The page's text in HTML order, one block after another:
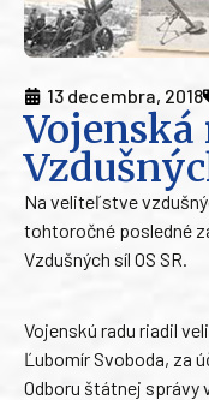
13 decembra, 2018
Na veliteľstve
tohtoročné posledné
Vzdušných síl OS SR.
Vojenskú radu riadil
Ľubomír Svoboda, za
Odboru štátnej správy